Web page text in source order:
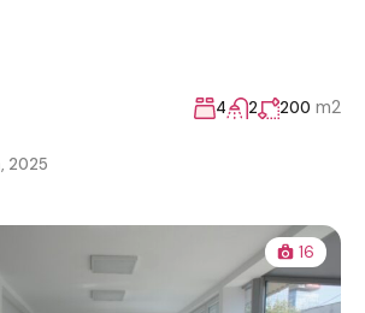
4 2 200 m2
2025
16